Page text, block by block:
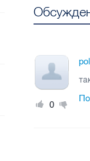
0